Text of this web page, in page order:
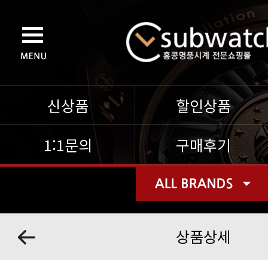
신상품
할인상품
1:1문의
구매후기
상품상세